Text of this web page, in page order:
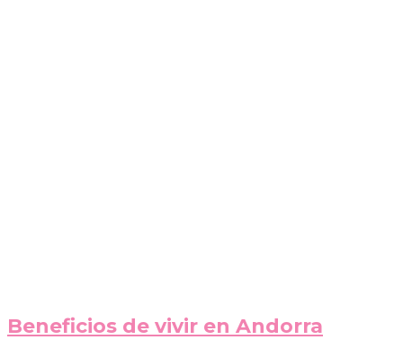
Beneficios de vivir en Andorra